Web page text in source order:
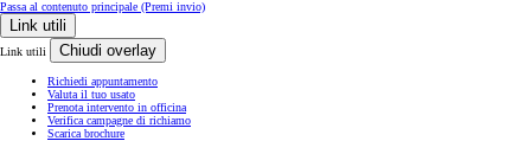
Passa al contenuto principale (Premi invio)
Link utili
Link utili Chiudi overlay
Richiedi appuntamento
Valuta il tuo usato
Prenota intervento in officina
Verifica campagne di richiamo
Scarica brochure